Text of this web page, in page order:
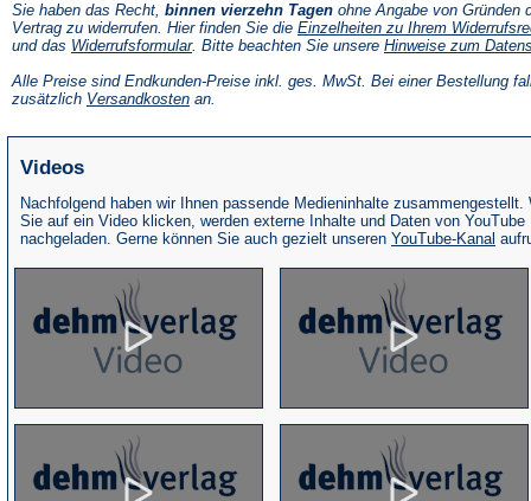
Sie haben das Recht, binnen vierzehn Tagen ohne Angabe von Gründen
Vertrag zu widerrufen. Hier finden Sie die Einzelheiten zu Ihrem
und das Widerrufsformular(Öffnet
einem
neuen
. Bitte beachten Sie unsere Hinweise zum
Alle Preise sind Endkunden-Preise inkl. ges. MwSt. Bei einer Bestellung
zusätzlich Versandkosten(Öffnet
an.
Videos
Nachfolgend haben wir Ihnen passende Medieninhalte zusammengestellt.
Sie auf ein Video klicken, werden externe Inhalte und Daten von YouTube
nachgeladen. Gerne können Sie auch gezielt unseren YouTube-Kanal